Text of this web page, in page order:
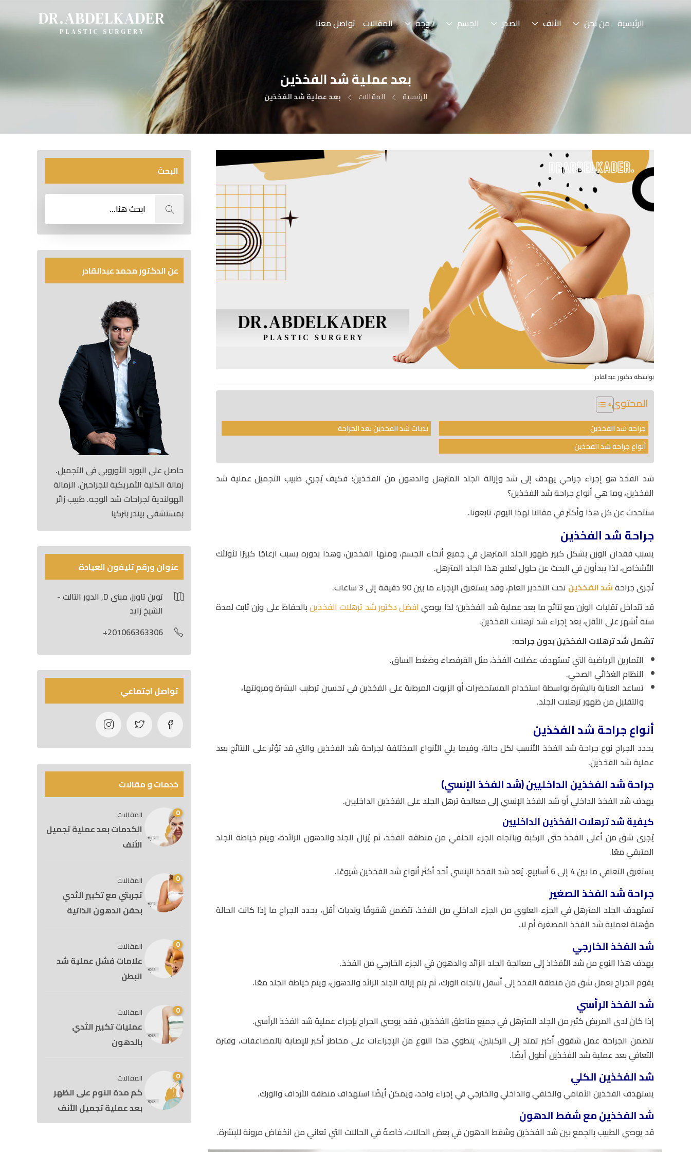
الرئيسية من نحن الأنف الصدر الجسم الوجه المقالات تواصل معنا
بعد عملية شد الفخذين
الرئيسية المقالات بعد عملية شد الفخذين
بواسطة دكتور عبدالقادر
المحتوى
جراحة شد الفخذين
أنواع جراحة شد الفخذين
ندبات شد الفخذين بعد الجراحة
شد الفخذ هو إجراء جراحي يهدف إلى شد وإزالة الجلد المترهل والدهون من الفخذين؛ فكيف يُجري طبيب التجميل عملية شد
الفخذين، وما هي أنواع جراحة شد الفخذين؟
سنتحدث عن كل هذا وأكثر في مقالنا لهذا اليوم، تابعونا.
جراحة شد الفخذين
يسبب فقدان الوزن بشكل كبير ظهور الجلد المترهل في جميع أنحاء الجسم، ومنها الفخذين، وهذا بدوره يسبب ازعاجًا كبيرًا لأولئك
الأشخاص، لذا يبدأون في البحث عن حلول لعلاج هذا الجلد المترهل.
تُجرى جراحةشد الفخذينتحت التخدير العام، وقد يستغرق الإجراء ما بين 90 دقيقة إلى 3 ساعات.
قد تتداخل تقلبات الوزن مع نتائج ما بعد عملية شد الفخذين؛ لذا يوصيافضل دكتور شد ترهلات الفخذينبالحفاظ على وزن ثابت لمدة
ستة أشهر على الأقل، بعد إجراء شد ترهلات الفخذين.
تشمل شد ترهلات الفخذين بدون جراحه:
التمارين الرياضية التي تستهدف عضلات الفخذ، مثل القرفصاء وضغط الساق.
النظام الغذائي الصحي.
تساعد العناية بالبشرة بواسطة استخدام المستحضرات أو الزيوت المرطبة على الفخذين في تحسين ترطيب البشرة ومرونتها،
والتقليل من ظهور ترهلات الجلد.
أنواع جراحة شد الفخذين
يحدد الجراح نوع جراحة شد الفخذ الأنسب لكل حالة، وفيما يلي الأنواع المختلفة لجراحة شد الفخذين والتي قد تؤثر على النتائج بعد
عملية شد الفخذين.
جراحة شد الفخذين الداخليين (شد الفخذ الإنسي)
يهدف شد الفخذ الداخلي أو شد الفخذ الإنسي إلى معالجة ترهل الجلد على الفخذين الداخليين.
كيفية شد ترهلات الفخذين الداخليين
يُجرى شق من أعلى الفخذ حتى الركبة وباتجاه الجزء الخلفي من منطقة الفخذ، ثم يُزال الجلد والدهون الزائدة، ويتم خياطة الجلد
المتبقي معًا.
يستغرق التعافي ما بين 4 إلى 6 أسابيع. يُعد شد الفخذ الإنسي أحد أكثر أنواع شد الفخذين شيوعًا.
جراحة شد الفخذ الصغير
تستهدف الجلد المترهل في الجزء العلوي من الجزء الداخلي من الفخذ، تتضمن شقوقًا وندبات أقل، يحدد الجراح ما إذا كانت الحالة
مؤهلة لعملية شد الفخذ المصغرة أم لا.
شد الفخذ الخارجي
يهدف هذا النوع من شد الأفخاذ إلى معالجة الجلد الزائد والدهون في الجزء الخارجي من الفخذ.
يقوم الجراح بعمل شق من منطقة الفخذ إلى أسفل باتجاه الورك، ثم يتم إزالة الجلد الزائد والدهون، ويتم خياطة الجلد معًا.
شد الفخذ الرأسي
إذا كان لدى المريض كثير من الجلد المترهل في جميع مناطق الفخذين، فقد يوصي الجراح بإجراء عملية شد الفخذ الرأسي.
تتضمن الجراحة عمل شقوق أكبر تمتد إلى الركبتين، ينطوي هذا النوع من الإجراءات على مخاطر أكبر للإصابة بالمضاعفات، وفترة
التعافي بعد عملية شد الفخذين أطول أيضًا.
شد الفخذين الكلي
يستهدف الفخذين الأمامي والخلفي والداخلي والخارجي في إجراء واحد، ويمكن أيضًا استهداف منطقة الأرداف والورك.
شد الفخذين مع شفط الدهون
قد يوصي الطبيب بالجمع بين شد الفخذين وشفط الدهون في بعض الحالات، خاصةً في الحالات التي تعاني من انخفاض مرونة للبشرة.
البحث
عن الدكتور محمد عبدالقادر
حاصل على البورد الأوروبى فى التجميل.
زمالة الكلية الأمريكية للجراحين. الزمالة
الهولندية لجراحات شد الوجه. طبيب زائر
بمستشفى بيندر بتركيا
عنوان ورقم تليفون العيادة
توين تاورز، مبنى D, الدور التالت -
الشيخ زايد
201066363306+
تواصل اجتماعي
خدمات و مقالات
0 المقالات
الكدمات بعد عملية تجميل
الأنف
0 المقالات
تجربتي مع تكبير الثدي
بحقن الدهون الذاتية
0 المقالات
علامات فشل عملية شد
البطن
0 المقالات
عمليات تكبير الثدي
بالدهون
0 المقالات
كم مدة النوم على الظهر
بعد عملية تجميل الأنف